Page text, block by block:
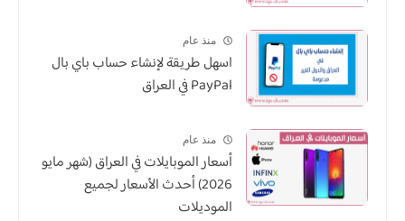
منذ عام
اسهل طريقة لإنشاء حساب باي بال
PayPal في العراق
منذ عام
أسعار الموبايلات في العراق (شهر مايو
2026) أحدث الأسعار لجميع
الموديلات